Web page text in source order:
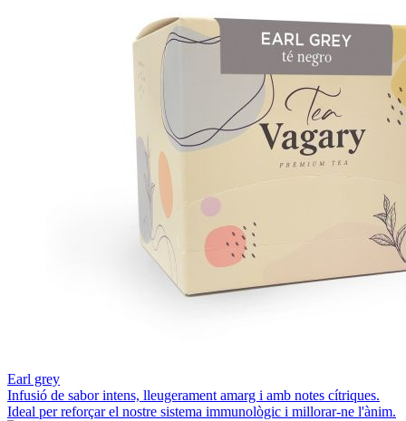
Earl grey
Infusió de sabor intens, lleugerament amarg i amb notes cítriques.
Ideal per reforçar el nostre sistema immunològic i millorar-ne l'ànim.